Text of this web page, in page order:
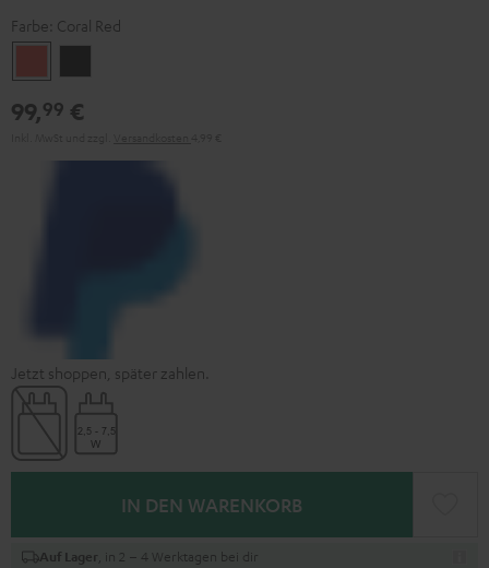
Farbe: Coral Red
Red
99,99 €
Jetzt shoppen, später zahlen.
IN DEN WARENKORB
Auf Lager , in 2 – 4 Werktagen bei dir